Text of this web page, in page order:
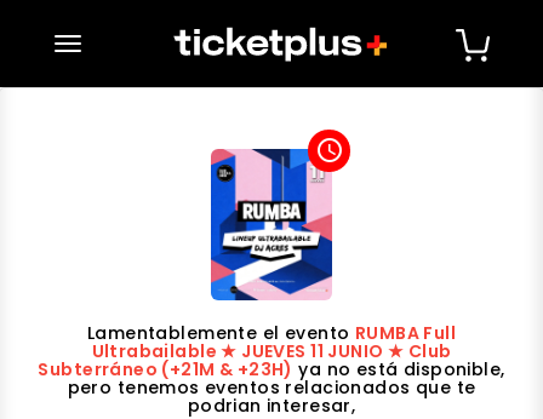
desplegar navegación
access_time
Lamentablemente el evento RUMBA Full
Ultrabailable ★ JUEVES 11 JUNIO ★ Club
Subterráneo (+21M & +23H) ya no está disponible,
pero tenemos eventos relacionados que te
podrian interesar,